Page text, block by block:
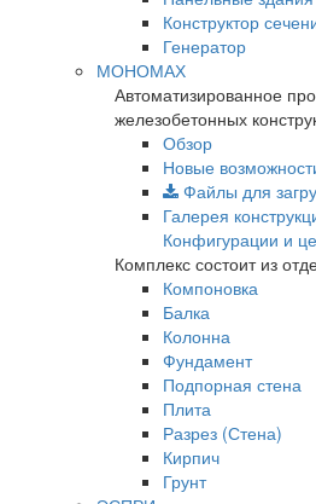
Конструктор
Генератор
МОНОМАХ
Автоматизированное
железобетонных
Обзор
Новые
Файлы для
Галерея
Конфигурации и
Комплекс состоит из
Компоновка
Балка
Колонна
Фундамент
Подпорная стена
Плита
Разрез (Стена)
Кирпич
Грунт